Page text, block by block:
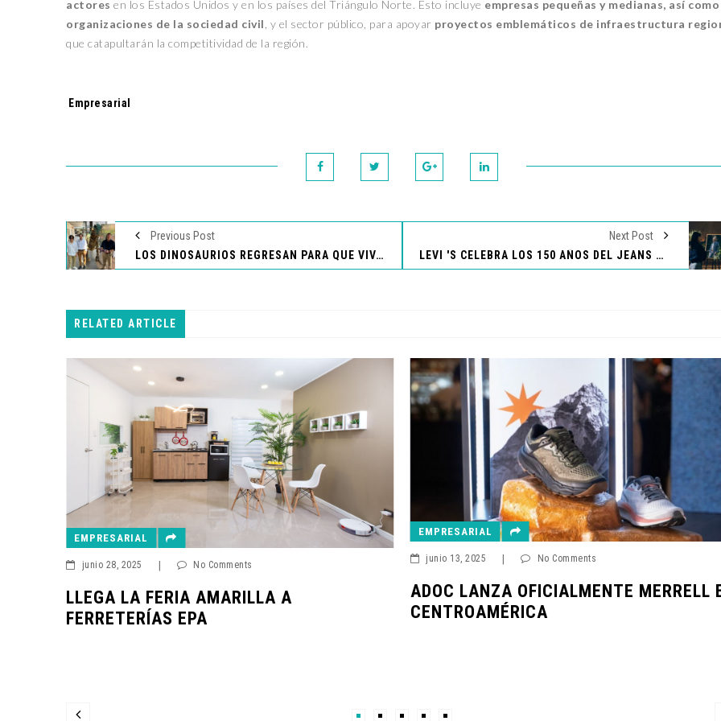
actores en los Estados Unidos y en los países del Triángulo Norte. Esto incluye empresas pequeñas y medianas, así como
organizaciones de la sociedad civil , y el sector público, para apoyar proyectos emblemáticos de infraestructura
que catapultarán la competitividad de la región.
Tags:
Empresarial
Previous Post
LOS DINOSAURIOS REGRESAN PARA QUE VIVAS UNA EXPERIENCIA ÚNICA
Next Post
LEVI 'S CELEBRA LOS 150 AÑOS DEL JEANS 501
RELATED ARTICLE
No Comments
AMARILLA A
No Comments
ADOC LANZA OFICIALMENTE MERRELL EN
EMPRESARIAL
junio 10, 2025
NIÑOS
MEDIO AMBIENTE
REFORESTACIÓN